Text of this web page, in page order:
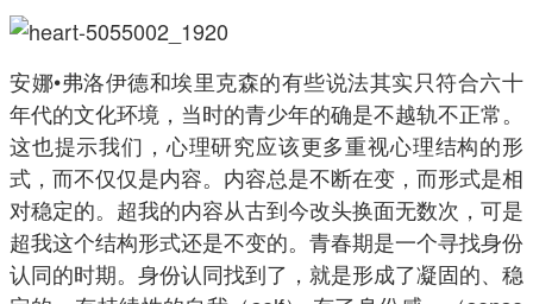
安娜•弗洛伊德和埃里克森的有些说法其实只符合六十
年代的文化环境，当时的青少年的确是不越轨不正常。
这也提示我们，心理研究应该更多重视心理结构的形
式，而不仅仅是内容。内容总是不断在变，而形式是相
对稳定的。超我的内容从古到今改头换面无数次，可是
超我这个结构形式还是不变的。青春期是一个寻找身份
认同的时期。身份认同找到了，就是形成了凝固的、稳